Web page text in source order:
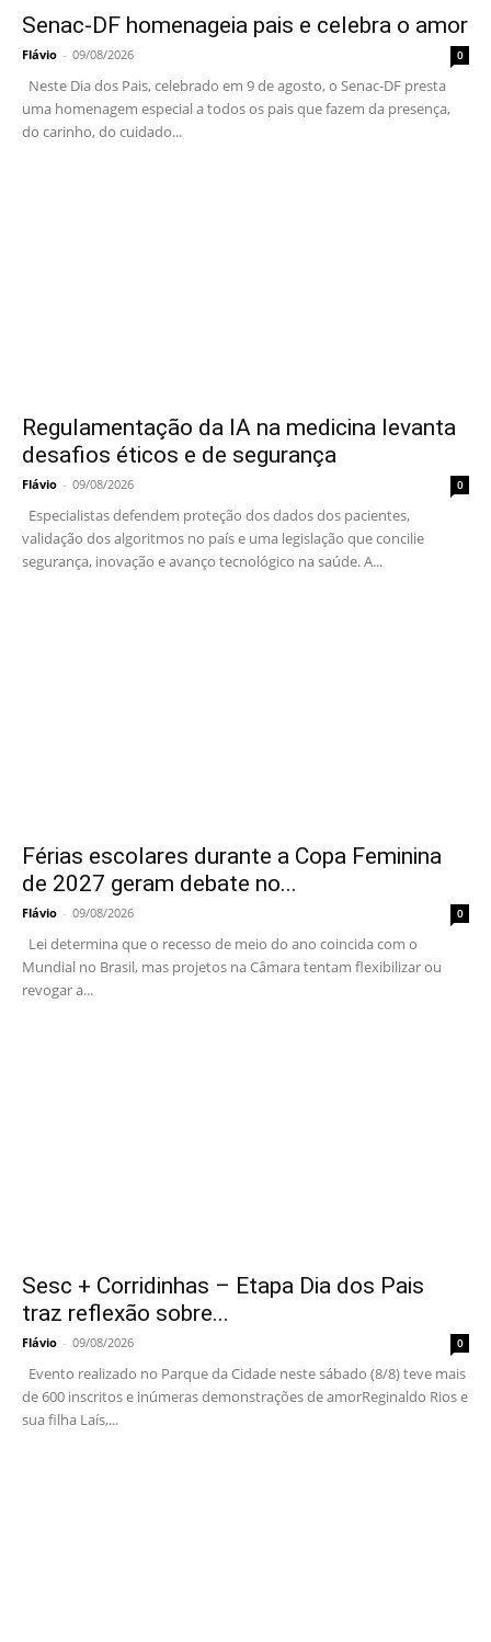
Senac-DF homenageia pais e celebra o amor
Flávio - 09/08/2026 0
Neste Dia dos Pais, celebrado em 9 de agosto, o Senac-DF presta
uma homenagem especial a todos os pais que fazem da presença,
do carinho, do cuidado...
Regulamentação da IA na medicina levanta
desafios éticos e de segurança
Flávio - 09/08/2026 0
Especialistas defendem proteção dos dados dos pacientes,
validação dos algoritmos no país e uma legislação que concilie
segurança, inovação e avanço tecnológico na saúde. A...
Férias escolares durante a Copa Feminina
de 2027 geram debate no...
Flávio - 09/08/2026 0
Lei determina que o recesso de meio do ano coincida com o
Mundial no Brasil, mas projetos na Câmara tentam flexibilizar ou
revogar a...
Sesc + Corridinhas – Etapa Dia dos Pais
traz reflexão sobre...
Flávio - 09/08/2026 0
Evento realizado no Parque da Cidade neste sábado (8/8) teve mais
de 600 inscritos e inúmeras demonstrações de amorReginaldo Rios e
sua filha Laís,...